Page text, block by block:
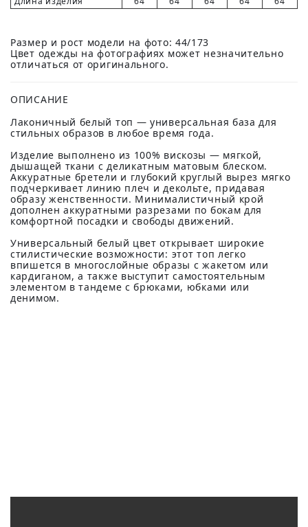
Размер и рост модели на фото: 44/173
Цвет одежды на фотографиях может незначительно
отличаться от оригинального.
ОПИСАНИЕ
Лаконичный белый топ — универсальная база для
стильных образов в любое время года.
Изделие выполнено из 100% вискозы — мягкой,
дышащей ткани с деликатным матовым блеском.
Аккуратные бретели и глубокий круглый вырез мягко
подчеркивает линию плеч и декольте, придавая
образу женственности. Минималистичный крой
дополнен аккуратными разрезами по бокам для
комфортной посадки и свободы движений.
Универсальный белый цвет открывает широкие
стилистические возможности: этот топ легко
впишется в многослойные образы с жакетом или
кардиганом, а также выступит самостоятельным
элементом в тандеме с брюками, юбками или
денимом.